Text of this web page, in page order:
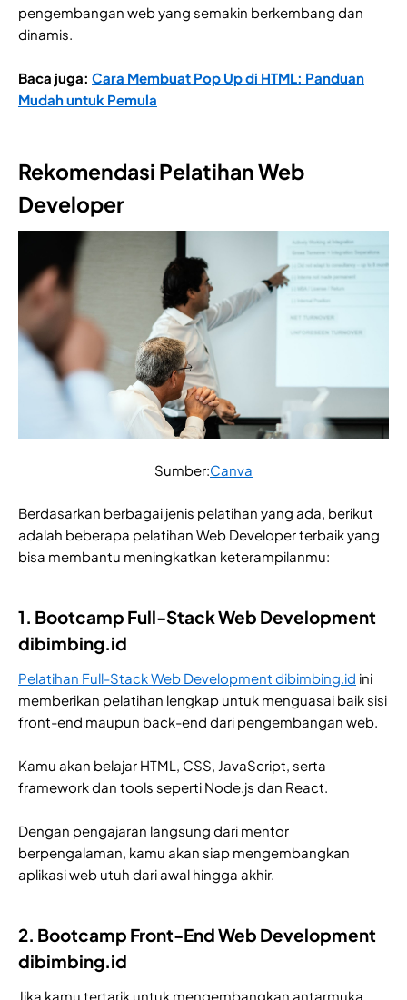
pengembangan web yang semakin berkembang dan
dinamis.
Baca juga: Cara Membuat Pop Up di HTML: Panduan
Mudah untuk Pemula
Rekomendasi Pelatihan Web
Developer
Sumber:Canva
Berdasarkan berbagai jenis pelatihan yang ada, berikut
adalah beberapa pelatihan Web Developer terbaik yang
bisa membantu meningkatkan keterampilanmu:
1. Bootcamp Full-Stack Web Development
dibimbing.id
Pelatihan Full-Stack Web Development dibimbing.id ini
memberikan pelatihan lengkap untuk menguasai baik sisi
front-end maupun back-end dari pengembangan web.
Kamu akan belajar HTML, CSS, JavaScript, serta
framework dan tools seperti Node.js dan React.
Dengan pengajaran langsung dari mentor
berpengalaman, kamu akan siap mengembangkan
aplikasi web utuh dari awal hingga akhir.
2. Bootcamp Front-End Web Development
dibimbing.id
Jika kamu tertarik untuk mengembangkan antarmuka